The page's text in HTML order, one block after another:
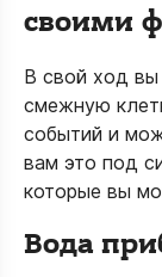
своими
В свой ход
смежную
событий и
вам это под
которые вы
Вода